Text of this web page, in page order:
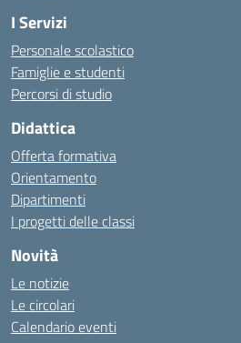
I Servizi
Personale scolastico
Famiglie e studenti
Percorsi di studio
Didattica
Offerta formativa
Orientamento
Dipartimenti
I progetti delle classi
Novità
Le notizie
Le circolari
Calendario eventi